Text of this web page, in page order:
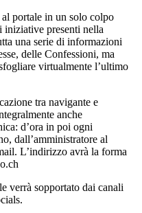
portale in un solo colpo
iniziative presenti nella
una serie di informazioni
delle Confessioni, ma
virtualmente l’ultimo
tra navigante e
anche
d’ora in poi ogni
dall’amministratore al
L’indirizzo avrà la forma
verrà sopportato dai canali